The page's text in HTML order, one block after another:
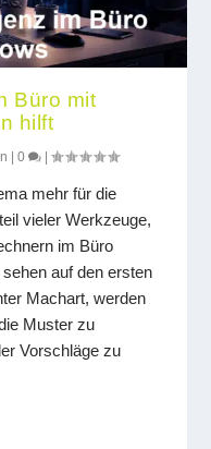
Büro mit
hilft
|0 |
mehr für die
vieler Werkzeuge,
im Büro
auf den ersten
Machart, werden
Muster zu
Vorschläge zu